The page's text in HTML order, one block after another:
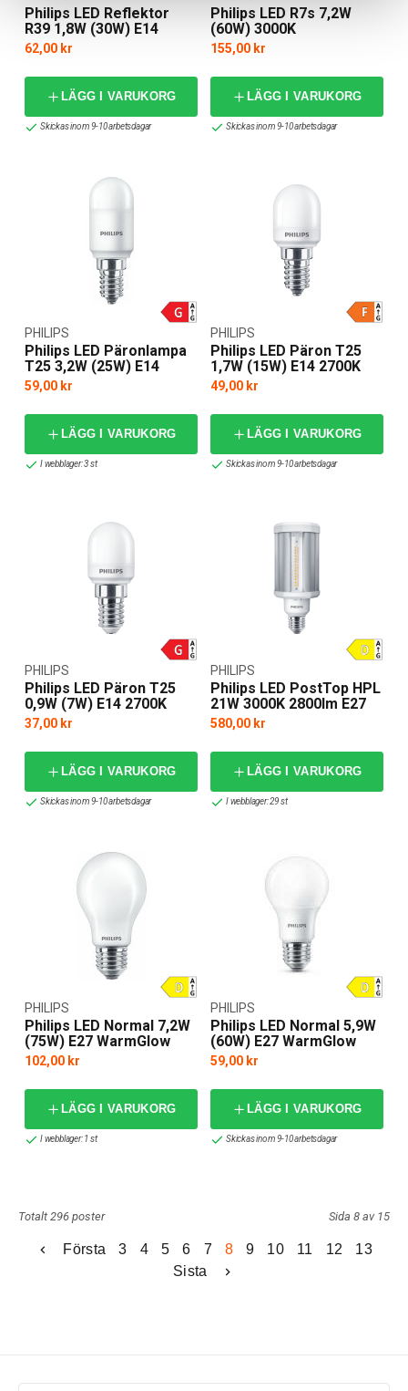
Philips LED Reflektor
R39 1,8W (30W) E14
2700K
62,00 kr
LÄGG I VARUKORG
Skickas inom 9-10 arbetsdagar
Philips LED R7s 7,2W
(60W) 3000K
155,00 kr
LÄGG I VARUKORG
Skickas inom 9-10 arbetsdagar
Philips LED Päronlampa
T25 3,2W (25W) E14
PHILIPS
59,00 kr
LÄGG I VARUKORG
I webblager: 3 st
Philips LED Päron T25
1,7W (15W) E14 2700K
PHILIPS
49,00 kr
LÄGG I VARUKORG
Skickas inom 9-10 arbetsdagar
Philips LED Päron T25
0,9W (7W) E14 2700K
PHILIPS
37,00 kr
LÄGG I VARUKORG
Skickas inom 9-10 arbetsdagar
Philips LED PostTop HPL
21W 3000K 2800lm E27
PHILIPS
580,00 kr
LÄGG I VARUKORG
I webblager: 29 st
Philips LED Normal 7,2W
(75W) E27 WarmGlow
PHILIPS
102,00 kr
LÄGG I VARUKORG
I webblager: 1 st
Philips LED Normal 5,9W
(60W) E27 WarmGlow
PHILIPS
59,00 kr
LÄGG I VARUKORG
Skickas inom 9-10 arbetsdagar
Totalt 296 poster Sida 8 av 15
Första 3 4 5 6 7 8 9 10 11 12
13
Sista